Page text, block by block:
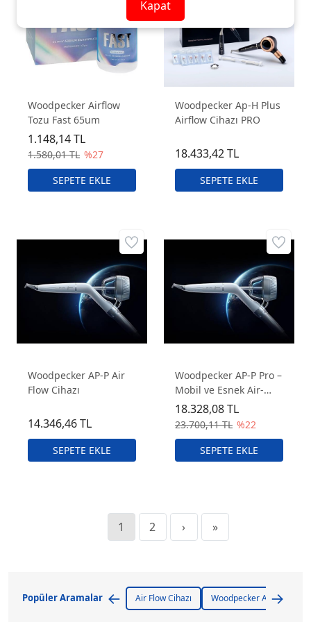
Woodpecker Airflow
Tozu Fast 65um
1.580,01 TL %27
1.148,14 TL
Woodpecker Ap-H Plus
Airflow Cihazı PRO
18.433,42 TL
Woodpecker AP-P Air
Flow Cihazı
14.346,46 TL
Woodpecker AP-P Pro –
Mobil ve Esnek Air-
Polishing Sistemi
23.700,11 TL %22
18.328,08 TL
1 2 › »
Popüler Aramalar ← Air Flow Cihazı Woodpecker Airflow
→
Kapat